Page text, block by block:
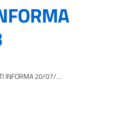
INFORMA 20/07/2023